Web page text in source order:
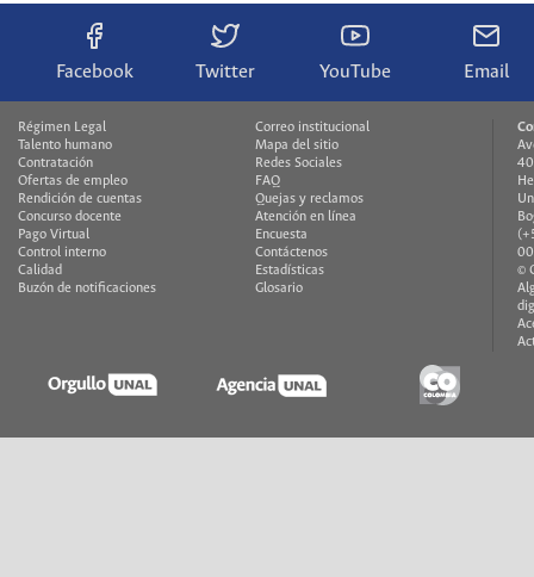
Facebook Twitter YouTube Email
Régimen Legal
Talento humano
Contratación
Ofertas de empleo
Rendición de cuentas
Concurso docente
Pago Virtual
Control interno
Calidad
Buzón de notificaciones
Correo institucional
Mapa del sitio
Redes Sociales
FAQ
Quejas y reclamos
Atención en línea
Encuesta
Contáctenos
Estadísticas
Glosario
©